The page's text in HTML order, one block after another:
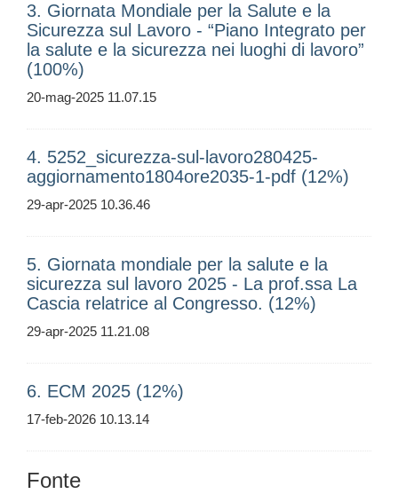
3. Giornata Mondiale per la Salute e la
Sicurezza sul Lavoro - “Piano Integrato per
la salute e la sicurezza nei luoghi di lavoro”
(100%)
20-mag-2025 11.07.15
4. 5252_sicurezza-sul-lavoro280425-
aggiornamento1804ore2035-1-pdf (12%)
29-apr-2025 10.36.46
5. Giornata mondiale per la salute e la
sicurezza sul lavoro 2025 - La prof.ssa La
Cascia relatrice al Congresso. (12%)
29-apr-2025 11.21.08
6. ECM 2025 (12%)
17-feb-2026 10.13.14
Fonte